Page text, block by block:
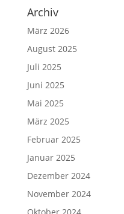
Archiv
März 2026
August 2025
Juli 2025
Juni 2025
Mai 2025
März 2025
Februar 2025
Januar 2025
Dezember 2024
November 2024